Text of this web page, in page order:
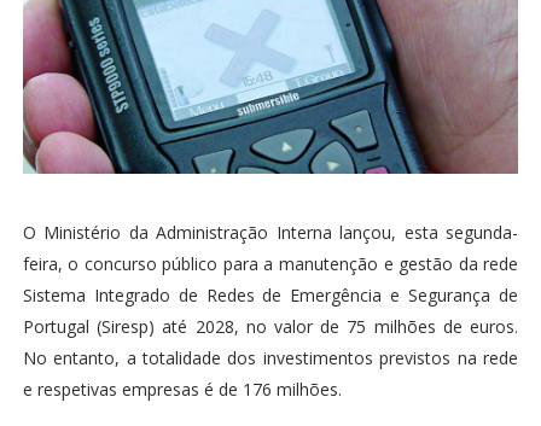
O Ministério da Administração Interna lançou, esta segunda-
feira, o concurso público para a manutenção e gestão da rede
Sistema Integrado de Redes de Emergência e Segurança de
Portugal (Siresp) até 2028, no valor de 75 milhões de euros.
No entanto, a totalidade dos investimentos previstos na rede
e respetivas empresas é de 176 milhões.